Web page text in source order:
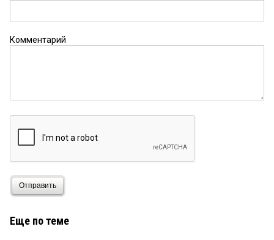
Комментарий
Отправить
Еще по теме